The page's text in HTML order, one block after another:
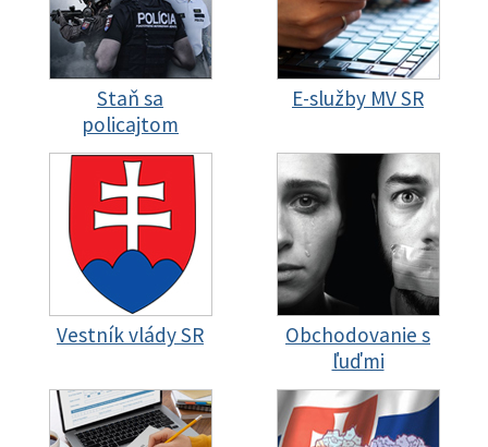
Staň sa
policajtom
E-služby MV SR
Vestník vlády SR
Obchodovanie s
ľuďmi